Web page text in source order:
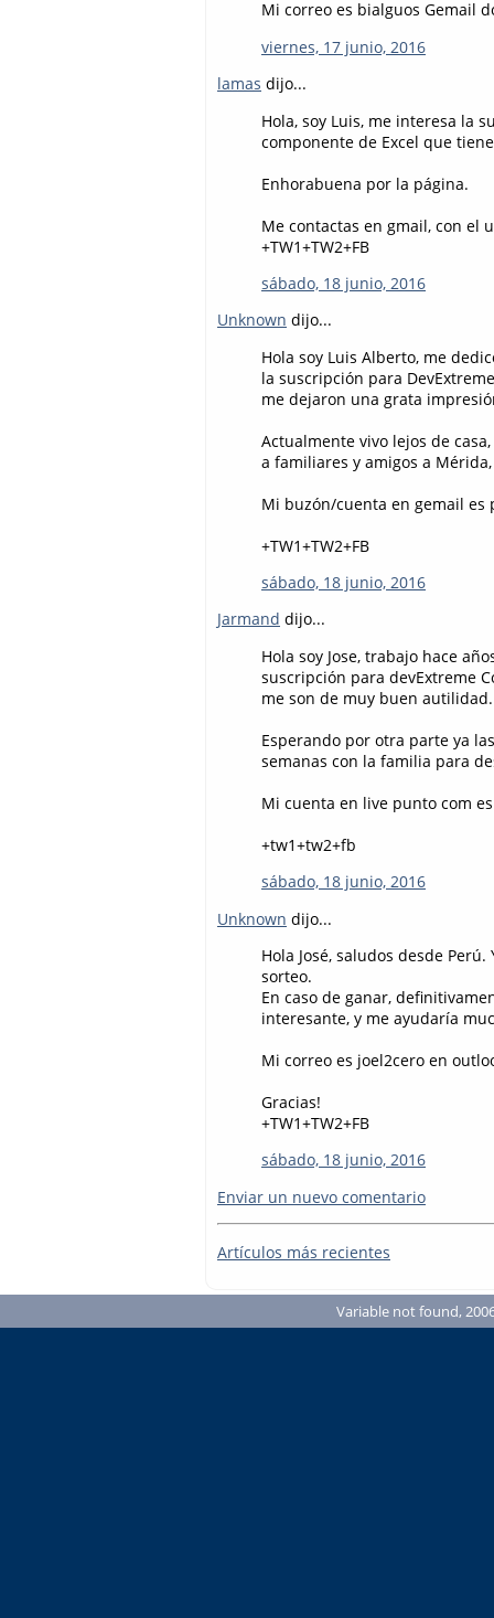
Mi correo es bialguos Gemail
viernes, 17 junio, 2016
lamas dijo...
Hola, soy Luis, me interesa la
componente de Excel que
Enhorabuena por la página.
Me contactas en gmail, con el
+TW1+TW2+FB
sábado, 18 junio, 2016
Unknown dijo...
Hola soy Luis Alberto, me
la suscripción para
me dejaron una grata
Actualmente vivo lejos de
a familiares y amigos a
Mi buzón/cuenta en gemail es
+TW1+TW2+FB
sábado, 18 junio, 2016
Jarmand dijo...
Hola soy Jose, trabajo hace
suscripción para devExtreme
me son de muy buen autilidad.
Esperando por otra parte ya
semanas con la familia para
Mi cuenta en live punto com
+tw1+tw2+fb
sábado, 18 junio, 2016
Unknown dijo...
Hola José, saludos desde
sorteo.
En caso de ganar,
interesante, y me ayudaría
Mi correo es joel2cero en
Gracias!
+TW1+TW2+FB
sábado, 18 junio, 2016
Enviar un nuevo comentario
Artículos más recientes
Variable not found,